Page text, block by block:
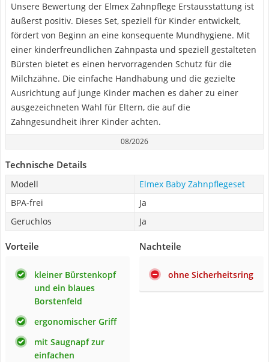
Unsere Bewertung der Elmex Zahnpflege Erstausstattung ist
äußerst positiv. Dieses Set, speziell für Kinder entwickelt,
fördert von Beginn an eine konsequente Mundhygiene. Mit
einer kinderfreundlichen Zahnpasta und speziell gestalteten
Bürsten bietet es einen hervorragenden Schutz für die
Milchzähne. Die einfache Handhabung und die gezielte
Ausrichtung auf junge Kinder machen es daher zu einer
ausgezeichneten Wahl für Eltern, die auf die
Zahngesundheit ihrer Kinder achten.
08/2026
Technische Details
Modell
Elmex Baby Zahnpflegeset
BPA-frei
Ja
Geruchlos
Ja
Vorteile
kleiner Bürstenkopf
und ein blaues
Borstenfeld
ergonomischer Griff
mit Saugnapf zur
einfachen
Nachteile
ohne Sicherheitsring